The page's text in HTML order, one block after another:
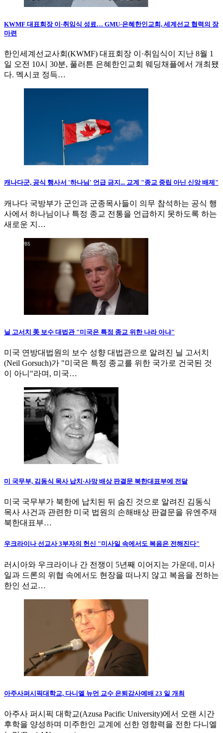
KWMF 대표회장 이·취임식 성료… GMU·은혜한인교회, 세계선교 협력의 장
마련
한인세계선교사회(KWMF) 대표회장 이·취임식이 지난 8월 1
일 오전 10시 30분, 풀러튼 은혜한인교회 웨딩채플에서 개최됐
다. 멕시코 정득…
캐나다군, 공식 행사서 '하나님' 언급 금지... 교계 "종교 중립 아닌 신앙 배제"
캐나다 국방부가 군인과 군종목사들이 의무 참석하는 공식 행
사에서 하나님이나 특정 종교 전통을 언급하지 못하도록 하는
새로운 지…
닐 고서치 美 보수 대법관 "미국은 특정 종교 위한 나라 아냐"
미국 연방대법원의 보수 성향 대법관으로 알려진 닐 고서치
(Neil Gorsuch)가 "미국은 특정 종교를 위한 국가로 건국된 것
이 아니"라며, 미국…
미 국무부, 김동식 목사 납치·사망 배상 판결문 북한대표부에 전달
미국 국무부가 북한에 납치된 뒤 숨진 것으로 알려진 김동식
목사 사건과 관련한 미국 법원의 손해배상 판결문을 유엔주재
북한대표부…
우크라이나 선교사 3부자의 헌신 "미사일 속에서도 복음은 전해진다"
러시아와 우크라이나 간 전쟁이 5년째 이어지는 가운데, 미사
일과 드론의 위협 속에서도 현장을 떠나지 않고 복음을 전하는
한인 선교…
아주사퍼시픽대학교, 다니엘 뉴먼 교수 은퇴감사예배 23 일 개최
아주사 퍼시픽 대학교(Azusa Pacific University)에서 오랜 시간
후학을 양성하며 미주한인 교계에 선한 영향력을 전한 다니엘